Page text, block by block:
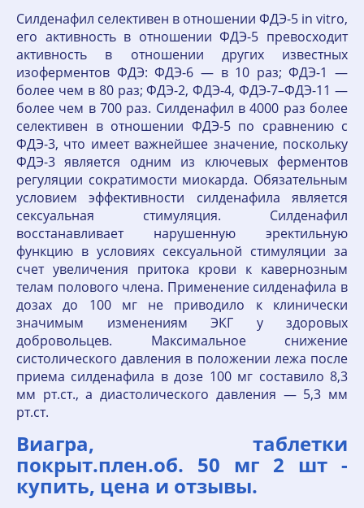
Силденафил селективен в отношении ФДЭ-5 in vitro,
его активность в отношении ФДЭ-5 превосходит
активность в отношении других известных
изоферментов ФДЭ: ФДЭ-6 — в 10 раз; ФДЭ-1 —
более чем в 80 раз; ФДЭ-2, ФДЭ-4, ФДЭ-7–ФДЭ-11 —
более чем в 700 раз. Силденафил в 4000 раз более
селективен в отношении ФДЭ-5 по сравнению с
ФДЭ-3, что имеет важнейшее значение, поскольку
ФДЭ-3 является одним из ключевых ферментов
регуляции сократимости миокарда. Обязательным
условием эффективности силденафила является
сексуальная стимуляция. Силденафил
восстанавливает нарушенную эректильную
функцию в условиях сексуальной стимуляции за
счет увеличения притока крови к кавернозным
телам полового члена. Применение силденафила в
дозах до 100 мг не приводило к клинически
значимым изменениям ЭКГ у здоровых
добровольцев. Максимальное снижение
систолического давления в положении лежа после
приема силденафила в дозе 100 мг составило 8,3
мм рт.ст., а диастолического давления — 5,3 мм
рт.ст.
Виагра, таблетки
покрыт.плен.об. 50 мг 2 шт -
купить, цена и отзывы.